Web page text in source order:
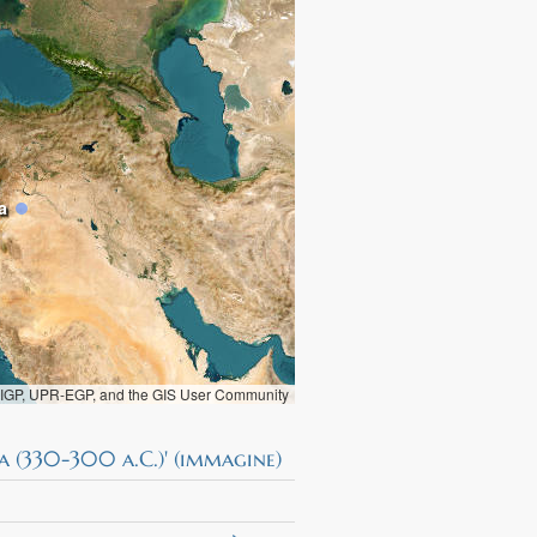
UPR-EGP, and the GIS User Community
(330-300 a.C.)' (immagine)